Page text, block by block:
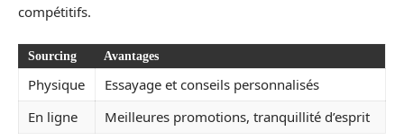
compétitifs.
Sourcing Avantages
Physique
Essayage et conseils personnalisés
En ligne
Meilleures promotions, tranquillité d’esprit